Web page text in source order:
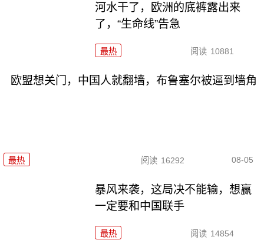
河水干了，欧洲的底裤露出来
了，“生命线”告急
最热 阅读 10881
欧盟想关门，中国人就翻墙，布鲁塞尔被逼到墙角
最热 阅读 16292 08-05
暴风来袭，这局决不能输，想赢
一定要和中国联手
最热 阅读 14854